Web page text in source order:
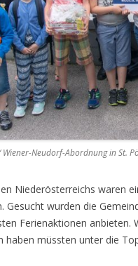
Wiener-Neudorf-Abordnung in St.
Niederösterreichs waren
Gesucht wurden die
Ferienaktionen anbieten.
haben müssten unter die